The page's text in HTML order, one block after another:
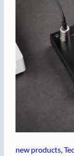
new products